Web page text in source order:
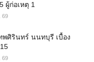
ผู้ก่อเหตุ 1
69
พศิรินทร์ นนทบุรี เบื้อง
69